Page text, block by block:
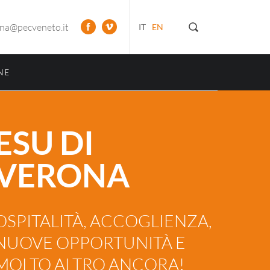
IT EN
DI
ACCOGLIENZA,
OPPORTUNITÀ E
ALTRO ANCORA!